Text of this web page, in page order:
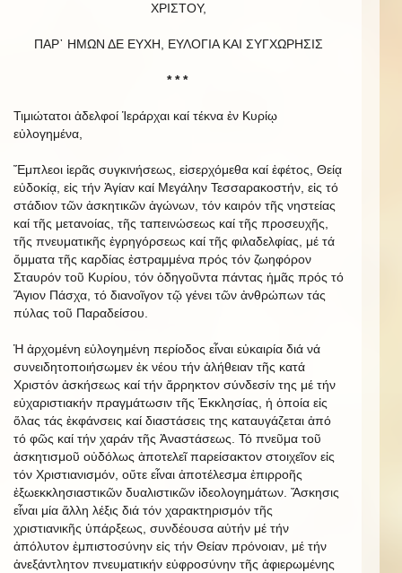
ΧΡΙΣΤΟΥ,
ΠΑΡ᾿ HΜΩΝ ΔΕ ΕΥΧΗ, ΕΥΛΟΓΙΑ ΚΑΙ ΣΥΓΧΩΡΗΣΙΣ
* * *
Τιμιώτατοι ἀδελφοί Ἱεράρχαι καί τέκνα ἐν Κυρίῳ
εὐλογημένα,
Ἔμπλεοι ἱερᾶς συγκινήσεως, εἰσερχόμεθα καί ἐφέτος, Θείᾳ
εὐδοκίᾳ, εἰς τήν Ἁγίαν καί Μεγάλην Τεσσαρακοστήν, εἰς τό
στάδιον τῶν ἀσκητικῶν ἀγώνων, τόν καιρόν τῆς νηστείας
καί τῆς μετανοίας, τῆς ταπεινώσεως καί τῆς προσευχῆς,
τῆς πνευματικῆς ἐγρηγόρσεως καί τῆς φιλαδελφίας, μέ τά
ὄμματα τῆς καρδίας ἐστραμμένα πρός τόν ζωηφόρον
Σταυρόν τοῦ Κυρίου, τόν ὁδηγοῦντα πάντας ἡμᾶς πρός τό
Ἅγιον Πάσχα, τό διανοῖγον τῷ γένει τῶν ἀνθρώπων τάς
πύλας τοῦ Παραδείσου.
Ἡ ἀρχομένη εὐλογημένη περίοδος εἶναι εὐκαιρία διά νά
συνειδητοποιήσωμεν ἐκ νέου τήν ἀλήθειαν τῆς κατά
Χριστόν ἀσκήσεως καί τήν ἄρρηκτον σύνδεσίν της μέ τήν
εὐχαριστιακήν πραγμάτωσιν τῆς Ἐκκλησίας, ἡ ὁποία εἰς
ὅλας τάς ἐκφάνσεις καί διαστάσεις της καταυγάζεται ἀπό
τό φῶς καί τήν χαράν τῆς Ἀναστάσεως. Τό πνεῦμα τοῦ
ἀσκητισμοῦ οὐδόλως ἀποτελεῖ παρείσακτον στοιχεῖον εἰς
τόν Χριστιανισμόν, οὔτε εἶναι ἀποτέλεσμα ἐπιρροῆς
ἐξωεκκλησιαστικῶν δυαλιστικῶν ἰδεολογημάτων. Ἄσκησις
εἶναι μία ἄλλη λέξις διά τόν χαρακτηρισμόν τῆς
χριστιανικῆς ὑπάρξεως, συνδέουσα αὐτήν μέ τήν
ἀπόλυτον ἐμπιστοσύνην εἰς τήν Θείαν πρόνοιαν, μέ τήν
ἀνεξάντλητον πνευματικήν εὐφροσύνην τῆς ἀφιερωμένης